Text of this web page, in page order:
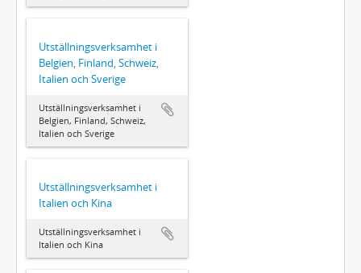
Utställningsverksamhet i
Belgien, Finland, Schweiz,
Italien och Sverige
Utställningsverksamhet i
Belgien, Finland, Schweiz,
Italien och Sverige
Utställningsverksamhet i
Italien och Kina
Utställningsverksamhet i
Italien och Kina